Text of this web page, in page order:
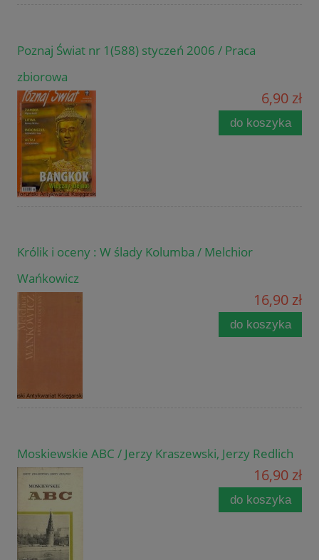
Poznaj Świat nr 1(588) styczeń 2006 / Praca
zbiorowa
6,90 zł
do koszyka
Królik i oceny : W ślady Kolumba / Melchior
Wańkowicz
16,90 zł
do koszyka
Moskiewskie ABC / Jerzy Kraszewski, Jerzy Redlich
16,90 zł
do koszyka